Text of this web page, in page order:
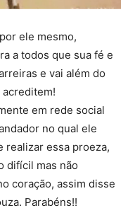
ele mesmo,
a todos que sua fé e
e vai além do
em rede social
no qual ele
realizar essa proeza,
difícil mas não
coração, assim disse
Parabéns!!